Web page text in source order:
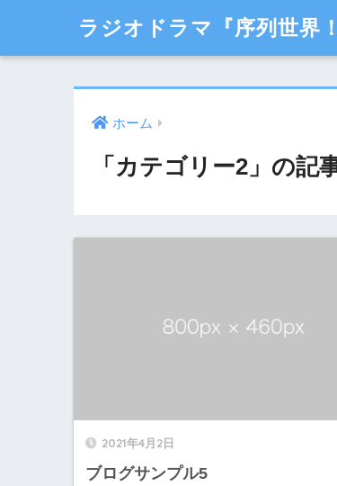
ラジオドラマ『序列世界
ホーム
「カテゴリー2」の記
2021年4月2日
ブログサンプル5